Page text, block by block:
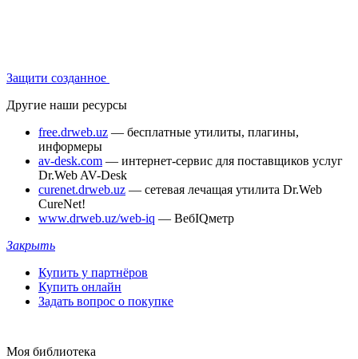
Защити созданное
Другие наши ресурсы
free.drweb.uz — бесплатные утилиты, плагины,
информеры
av-desk.com — интернет-сервис для поставщиков услуг
Dr.Web AV-Desk
curenet.drweb.uz — сетевая лечащая утилита Dr.Web
CureNet!
www.drweb.uz/web-iq — ВебIQметр
Закрыть
Купить у партнёров
Купить онлайн
Задать вопрос о покупке
Моя библиотека